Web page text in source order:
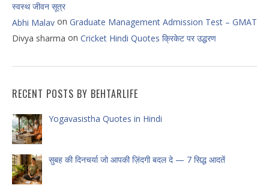
स्वस्थ जीवन सूत्र
Abhi Malav on Graduate Management Admission Test – GMAT
Divya sharma on Cricket Hindi Quotes क्रिकेट पर उद्धरण
RECENT POSTS BY BEHTARLIFE
Yogavasistha Quotes in Hindi
सुबह की दिनचर्या जो आपकी ज़िंदगी बदल दे — 7 सिद्ध आदतें